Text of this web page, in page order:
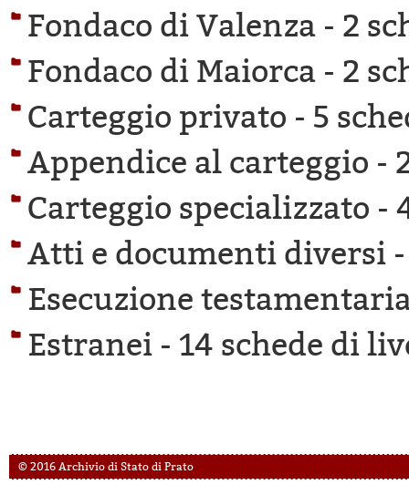
Fondaco di Valenza - 2
Fondaco di Maiorca - 2
Carteggio privato - 5
Appendice al carteggio -
Carteggio specializzato -
Atti e documenti diversi
Esecuzione
Estranei - 14 schede di
© 2016 Archivio di Stato di Prato